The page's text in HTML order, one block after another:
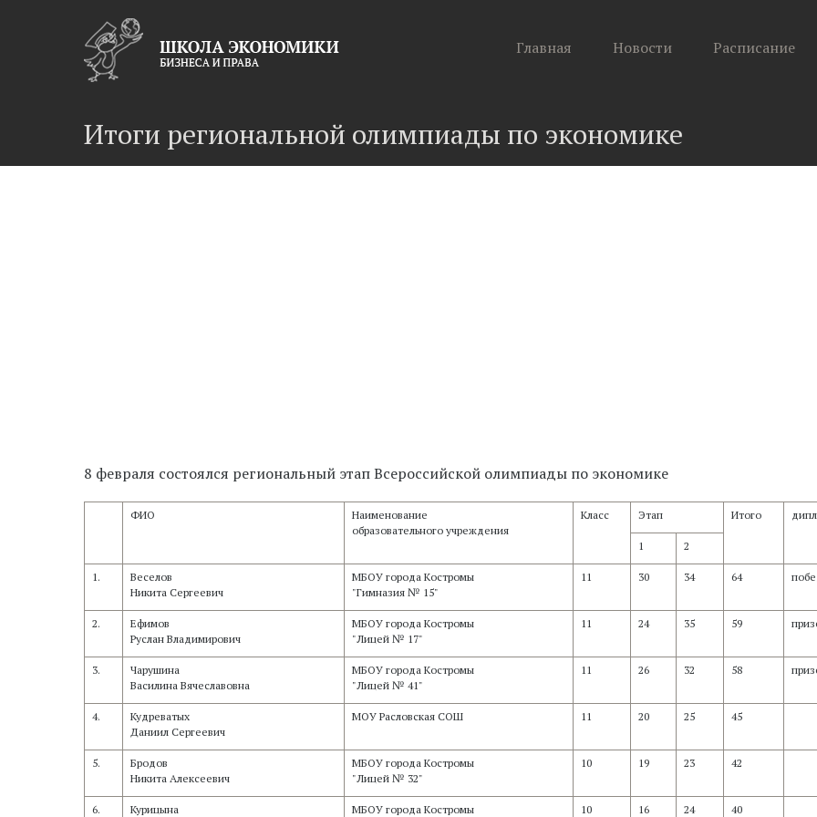
Главная Новости Расписание
Итоги региональной олимпиады по экономике
8 февраля состоялся региональный этап Всероссийской олимпиады по экономике
ФИО
Наименование
образовательного учреждения
Класс Этап Итого
1 2
1.
Веселов
Никита Сергеевич
МБОУ города Костромы
"Гимназия № 15"
11 30 34 64
2.
Ефимов
Руслан Владимирович
МБОУ города Костромы
"Лицей № 17"
11 24 35 59
3.
Чарушина
Василина Вячеславовна
МБОУ города Костромы
"Лицей № 41"
11 26 32 58
4.
Кудреватых
Даниил Сергеевич
МОУ Расловская СОШ 11 20 25 45
5.
Бродов
Никита Алексеевич
МБОУ города Костромы
"Лицей № 32"
10 19 23 42
6. Курицына МБОУ города Костромы 10 16 24 40